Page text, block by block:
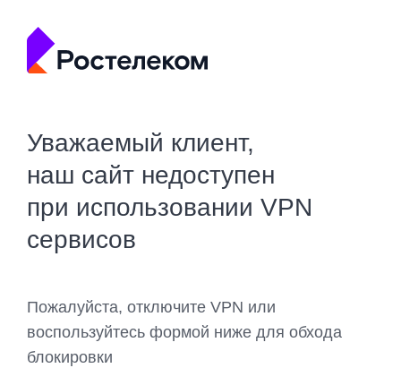
Уважаемый клиент,
наш сайт недоступен
при использовании VPN
сервисов
Пожалуйста, отключите VPN или
воспользуйтесь формой ниже для обхода
блокировки